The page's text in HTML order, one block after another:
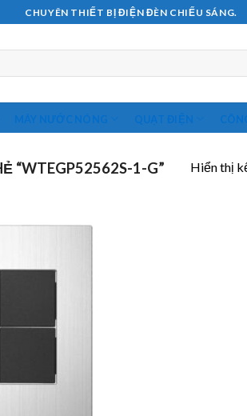
CHUYÊN THIẾT BỊ ĐIỆN ĐÈN CHIẾU SÁNG.
MÁY NƯỚC NÓNG QUẠT ĐIỆN
“WTEGP52562S-1-G” Hiển thị